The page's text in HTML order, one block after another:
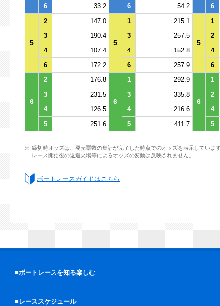
6
33.2 6 54.2 6
5
2 147.0
5
1 215.1
5
1
3
190.4 3 257.5
2
4
107.4 4 152.8
4
6
172.2 6 257.9 6
6
2 176.8
6
1 292.9
6
1
3
231.5 3 335.8
2
4
126.5 4 216.6
4
5
251.6 5 411.7 5
締切時オッズは、発売票数の集計が完了した時点でのオッズを表示していま
レース開始後の返還欠場等によるオッズの変動は反映されません。
ボートレースガイドはこちら
■ボートレースを知る楽しむ
■レーススケジュール